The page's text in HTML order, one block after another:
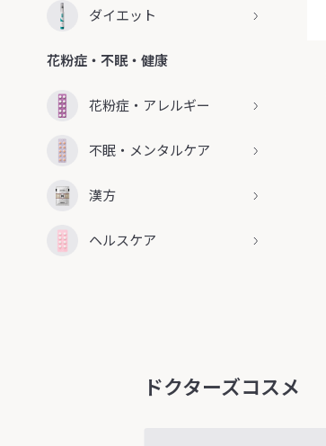
ダイエット
花粉症・不眠・健康
花粉症・アレルギー
不眠・メンタルケア
漢方
ヘルスケア
ドクターズコスメ